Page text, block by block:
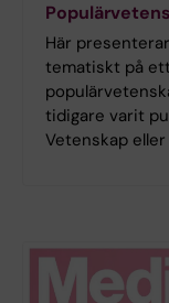
Här
tematiskt på
tidigare varit
Vetenskap